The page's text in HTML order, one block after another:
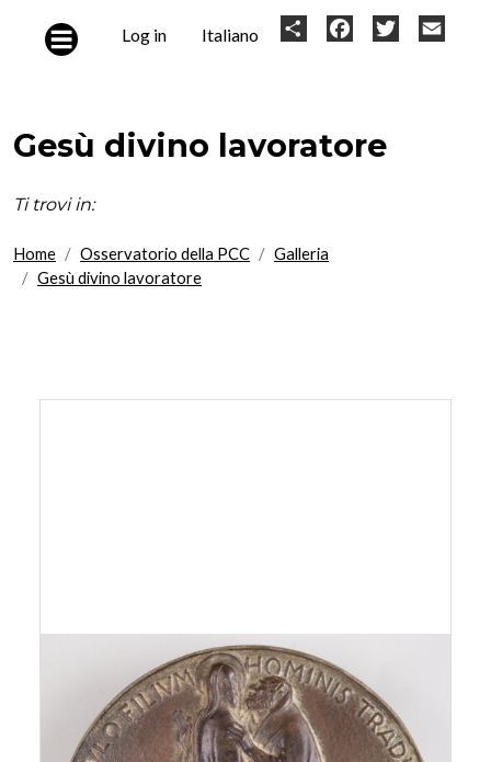
User
Log in Italiano Share FacebookTwitter
Gesù divino lavoratore
Ti trovi in:
Home Osservatorio della PCC
Galleria
Gesù divino lavoratore